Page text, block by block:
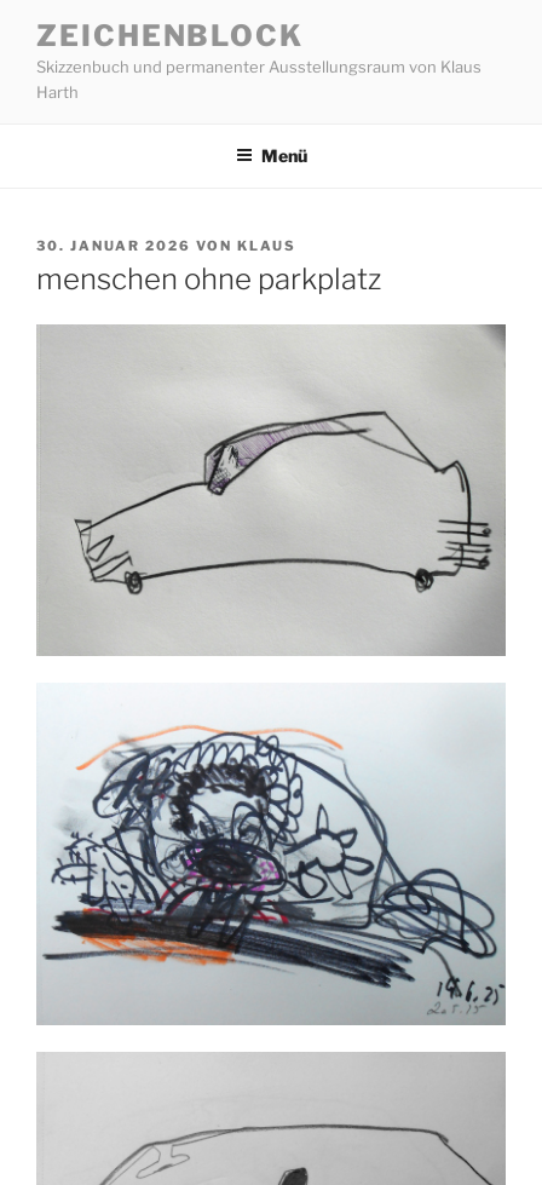
Inhalt
springen
ZEICHENBLOCK
Skizzenbuch und permanenter Ausstellungsraum von Klaus
Harth
Menü
VERÖFFENTLICHT
30. JANUAR 2026 VON KLAUS
menschen ohne parkplatz